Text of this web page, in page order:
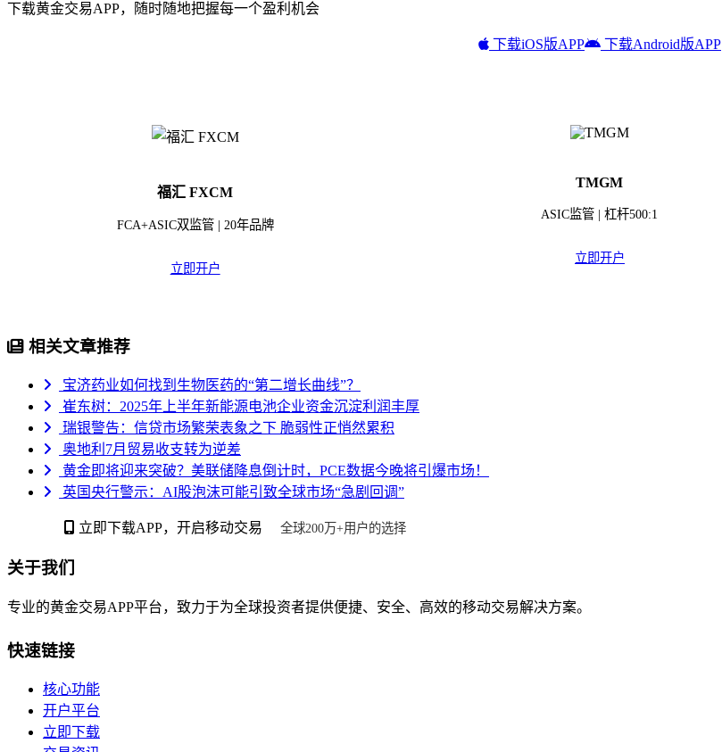
下载黄金交易APP，随时随地把握每一个盈利机会
下载iOS版APP 下载Android版APP
福汇 FXCM
FCA+ASIC双监管 | 20年品牌
立即开户
TMGM
ASIC监管 | 杠杆500:1
立即开户
相关文章推荐
宝济药业如何找到生物医药的“第二增长曲线”？
崔东树：2025年上半年新能源电池企业资金沉淀利润丰厚
瑞银警告：信贷市场繁荣表象之下 脆弱性正悄然累积
奥地利7月贸易收支转为逆差
黄金即将迎来突破？美联储降息倒计时，PCE数据今晚将引爆市场！
英国央行警示：AI股泡沫可能引致全球市场“急剧回调”
立即下载APP，开启移动交易 全球200万+用户的选择
关于我们
专业的黄金交易APP平台，致力于为全球投资者提供便捷、安全、高效的移动交易解决方案。
快速链接
核心功能
开户平台
立即下载